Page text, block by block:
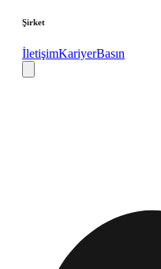
Şirket
İletişimKariyerBasın